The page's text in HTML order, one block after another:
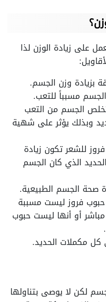
على زيادة الوزن لذا
:
بزيادة وزن الجسم.
مسبباً للتعب.
الجسم من التعب
وبذلك يؤثر على شهية
للشعر تكون زيادة
الذي كان الجسم
صحة الجسم الطبيعية.
فروز ليست مسببة
أو أنها ليست حبوب
.
مكملات الحديد.
لكن لا يوصى بتناولها